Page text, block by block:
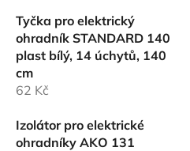
Tyčka pro elektrický
ohradník STANDARD 140
plast bílý, 14 úchytů, 140
cm
62 Kč
Izolátor pro elektrické
ohradníky AKO 131